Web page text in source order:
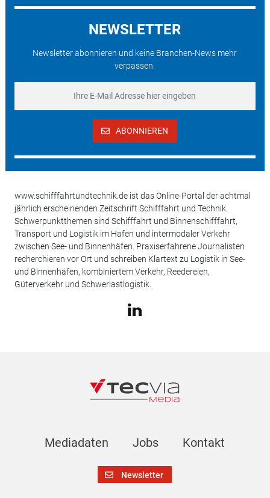
NEWSLETTER
Newsletter abonnieren und keine Branchen-News mehr
verpassen.
ABONNIEREN
www.schifffahrtundtechnik.de ist das Online-Portal der achtmal
jährlich erscheinenden Zeitschrift Schifffahrt und Technik.
Schwerpunktthemen sind Schifffahrt und Binnenschifffahrt,
Transport und Logistik im Hafen und intermodaler Verkehr
zwischen See- und Binnenhäfen. Praxiserfahrene Journalisten
recherchieren vor Ort und schreiben Klartext zu Logistik in See-
und Binnenhäfen, kombiniertem Verkehr, Reedereien,
Güterverkehr und Schwerlastlogistik.
Mediadaten Jobs Kontakt
Newsletter